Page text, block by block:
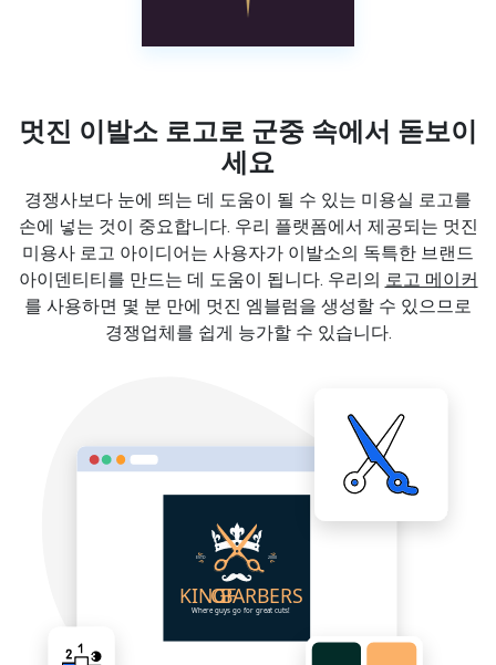
멋진 이발소 로고로 군중 속에서 돋보이
세요
경쟁사보다 눈에 띄는 데 도움이 될 수 있는 미용실 로고를
손에 넣는 것이 중요합니다. 우리 플랫폼에서 제공되는 멋진
미용사 로고 아이디어는 사용자가 이발소의 독특한 브랜드
아이덴티티를 만드는 데 도움이 됩니다. 우리의 로고 메이커
를 사용하면 몇 분 만에 멋진 엠블럼을 생성할 수 있으므로
경쟁업체를 쉽게 능가할 수 있습니다.